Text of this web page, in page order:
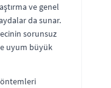
ve genel
da sunar.
sorunsuz
uyum büyük